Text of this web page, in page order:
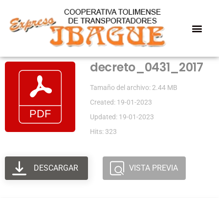
decreto_0431_2017
Tamaño del archivo: 2.44 MB
Created: 19-01-2023
Updated: 19-01-2023
Hits: 323
DESCARGAR VISTA PREVIA